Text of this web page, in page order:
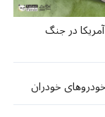
در جنگ
خودران